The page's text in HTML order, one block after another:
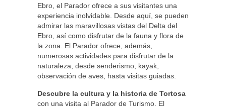
Ebro, el Parador ofrece a sus visitantes una
experiencia inolvidable. Desde aquí, se pueden
admirar las maravillosas vistas del Delta del
Ebro, así como disfrutar de la fauna y flora de
la zona. El Parador ofrece, además,
numerosas actividades para disfrutar de la
naturaleza, desde senderismo, kayak,
observación de aves, hasta visitas guiadas.
Descubre la cultura y la historia de Tortosa
con una visita al Parador de Turismo. El